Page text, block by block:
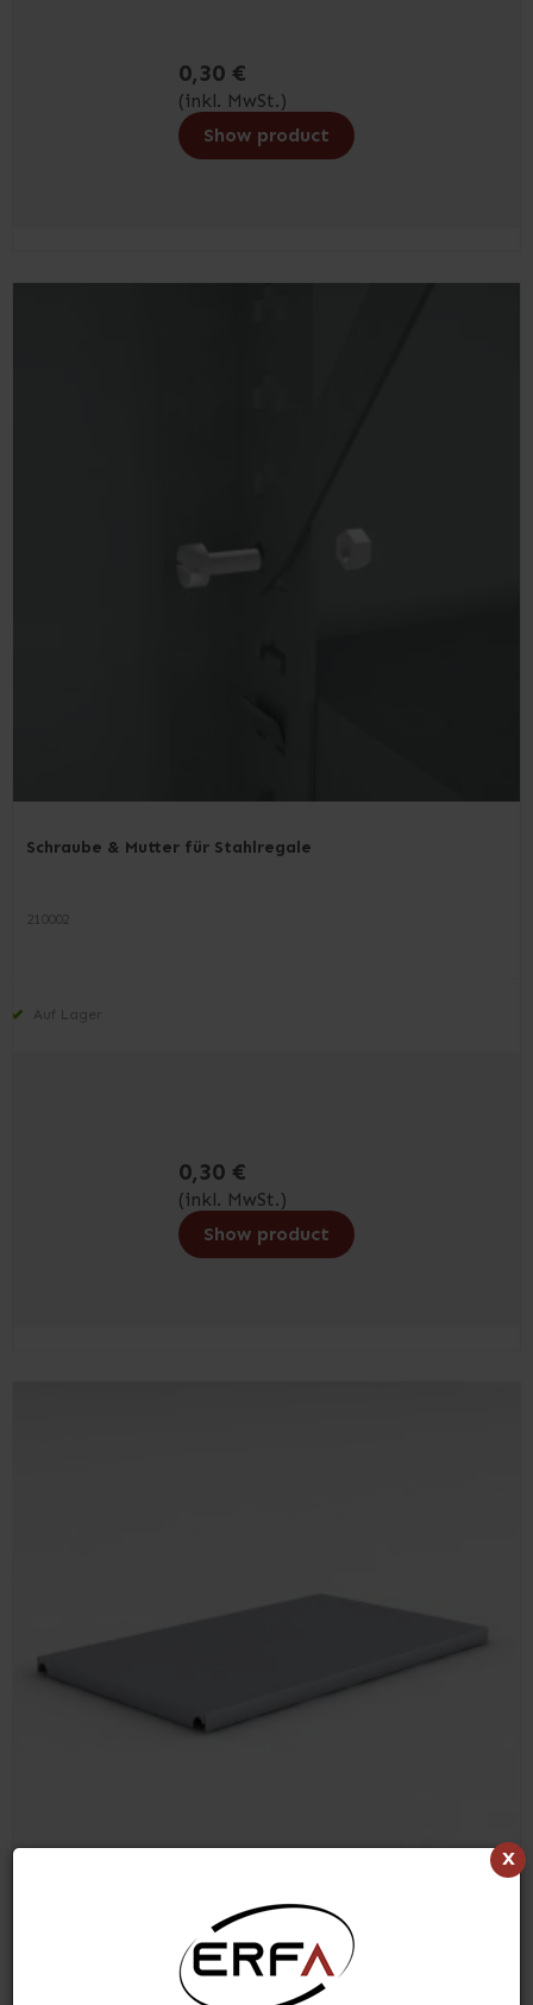
x
0,30 €
(inkl. MwSt.)
Show product
Schraube & Mutter für Stahlregale
210002
Auf Lager
0,30 €
(inkl. MwSt.)
Show product
Stahlfachboden für Stahlregal inkl. 4 Bodenträger